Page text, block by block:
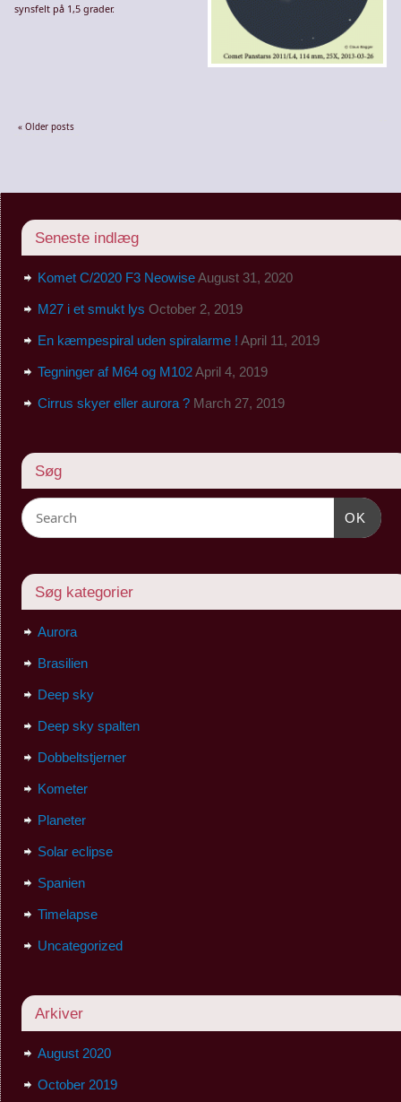
synsfelt på 1,5 grader.
« Older posts
Seneste indlæg
Komet C/2020 F3 Neowise August 31, 2020
M27 i et smukt lys October 2, 2019
En kæmpespiral uden spiralarme ! April 11, 2019
Tegninger af M64 og M102 April 4, 2019
Cirrus skyer eller aurora ? March 27, 2019
Søg
OK
Søg kategorier
Aurora
Brasilien
Deep sky
Deep sky spalten
Dobbeltstjerner
Kometer
Planeter
Solar eclipse
Spanien
Timelapse
Uncategorized
Arkiver
August 2020
October 2019